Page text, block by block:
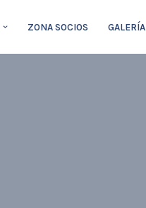
ZONA SOCIOS GALERÍA